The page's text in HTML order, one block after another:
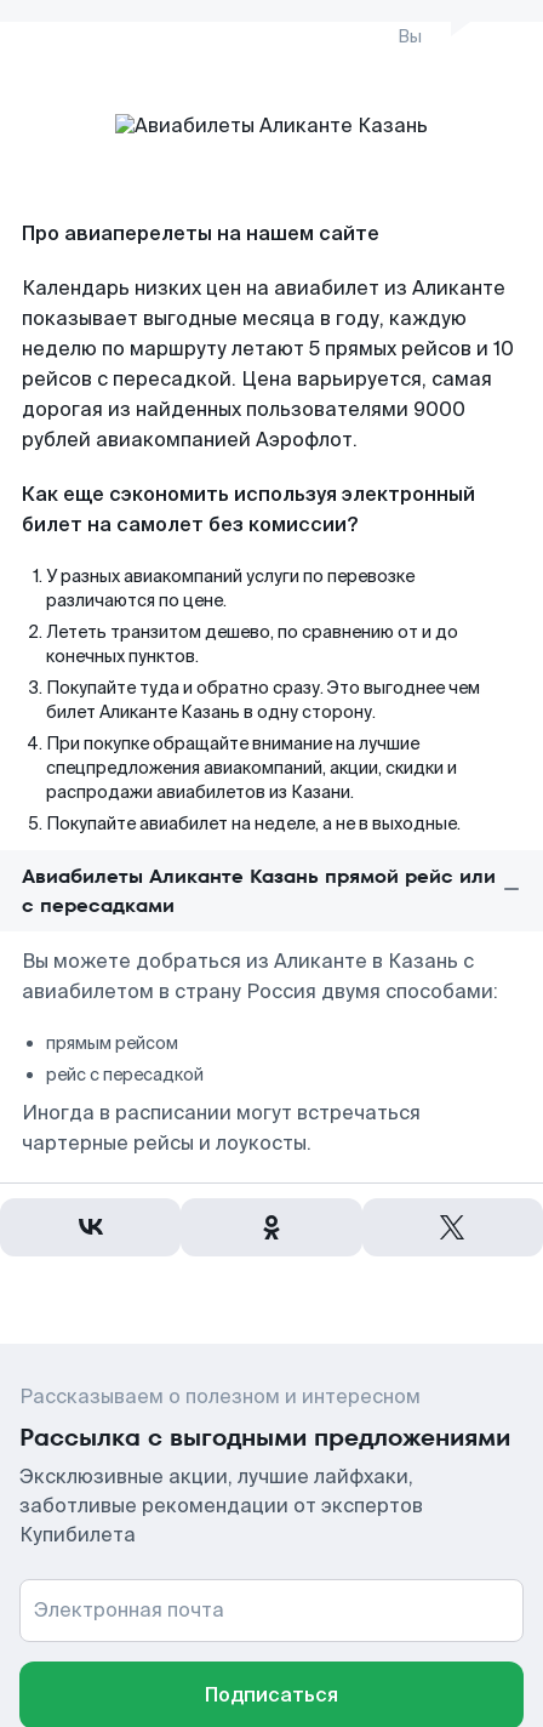
Вы
Про авиаперелеты на нашем сайте
Календарь низких цен на авиабилет из Аликанте
показывает выгодные месяца в году, каждую
неделю по маршруту летают 5 прямых рейсов и 10
рейсов с пересадкой. Цена варьируется, самая
дорогая из найденных пользователями 9000
рублей авиакомпанией Аэрофлот.
Как еще сэкономить используя электронный
билет на самолет без комиссии?
У разных авиакомпаний услуги по перевозке
различаются по цене.
Лететь транзитом дешево, по сравнению от и до
конечных пунктов.
Покупайте туда и обратно сразу. Это выгоднее чем
билет Аликанте Казань в одну сторону.
При покупке обращайте внимание на лучшие
спецпредложения авиакомпаний, акции, скидки и
распродажи авиабилетов из Казани.
Покупайте авиабилет на неделе, а не в выходные.
Авиабилеты Аликанте Казань прямой рейс или
с пересадками
Вы можете добраться из Аликанте в Казань с
авиабилетом в страну Россия двумя способами:
прямым рейсом
рейс с пересадкой
Иногда в расписании могут встречаться
чартерные рейсы и лоукосты.
Рассказываем о полезном и интересном
Рассылка с выгодными предложениями
Эксклюзивные акции, лучшие лайфхаки,
заботливые рекомендации от экспертов
Купибилета
Электронная почта
Подписаться